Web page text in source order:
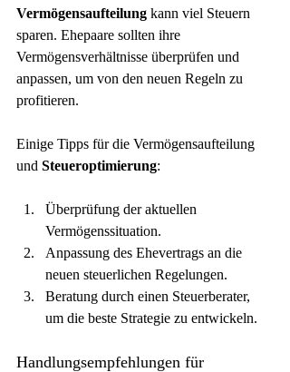
Vermögensaufteilung kann viel Steuern
sparen. Ehepaare sollten ihre
Vermögensverhältnisse überprüfen und
anpassen, um von den neuen Regeln zu
profitieren.
Einige Tipps für die Vermögensaufteilung
und Steueroptimierung:
Überprüfung der aktuellen
Vermögenssituation.
Anpassung des Ehevertrags an die
neuen steuerlichen Regelungen.
Beratung durch einen Steuerberater,
um die beste Strategie zu entwickeln.
Handlungsempfehlungen für